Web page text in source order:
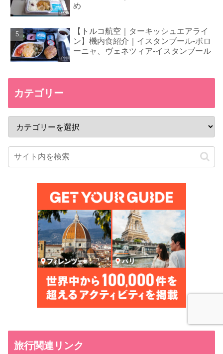
め
【トルコ航空｜ターキッシュエアライ
ン】機内食紹介｜イスタンブール-ボロ
ーニャ、ヴェネツィア-イスタンブール
カテゴリー
旅行関連リンク